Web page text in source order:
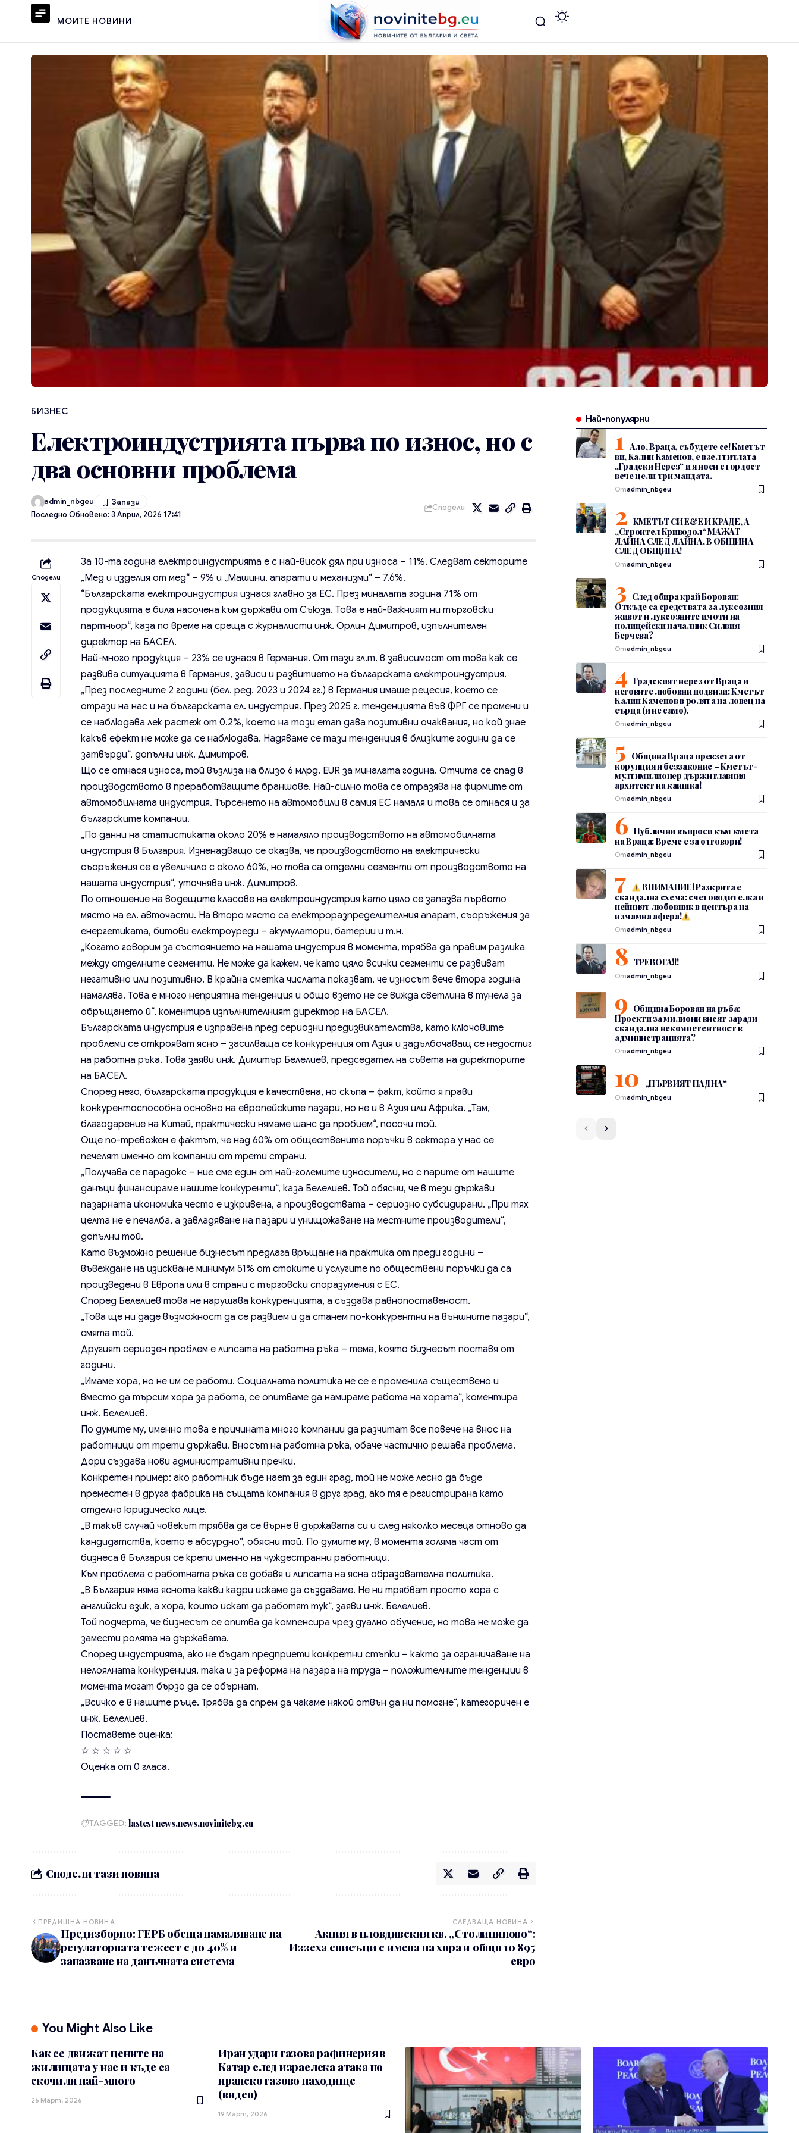
МОИТЕ НОВИНИ
БИЗНЕС
Електроиндустрията първа по износ, но с
два основни проблема
Последно Обновено: 3 Април, 2026 17:41
admin_nbgeu
Сподели
Сподели
За 10-та година електроиндустрията е с най-висок дял при износа – 11%. Следват секторите
„Мед и изделия от мед“ – 9% и „Машини, апарати и механизми“ – 7.6%.
“Българската електроиндустрия изнася главно за ЕС. През миналата година 71% от
продукцията е била насочена към държави от Съюза. Това е най-важният ни търговски
партньор“, каза по време на среща с журналисти инж. Орлин Димитров, изпълнителен
директор на БАСЕЛ.
Най-много продукция – 23% се изнася в Германия. От тази гл.т. в зависимост от това как се
развива ситуацията в Германия, зависи и развитието на българската електроиндустрия.
„През последните 2 години (бел. ред. 2023 и 2024 гг.) в Германия имаше рецесия, което се
отрази на нас и на българската ел. индустрия. През 2025 г. тенденцията във ФРГ се промени и
се наблюдава лек растеж от 0.2%, което на този етап дава позитивни очаквания, но кой знае
какъв ефект не може да се наблюдава. Надяваме се тази тенденция в близките години да се
затвърди“, допълни инж. Димитров.
Що се отнася износа, той възлиза на близо 6 млрд. EUR за миналата година. Отчита се спад в
производството в преработващите браншове. Най-силно това се отразява на фирмите от
автомобилната индустрия. Търсенето на автомобили в самия ЕС намаля и това се отнася и за
българските компании.
„По данни на статистиката около 20% е намаляло производството на автомобилната
индустрия в България. Изненадващо се оказва, че производството на електрически
съоръжения се е увеличило с около 60%, но това са отделни сегменти от производството на
нашата индустрия“, уточнява инж. Димитров.
По отношение на водещите класове на електроиндустрия като цяло се запазва първото
място на ел. авточасти. На второ място са електроразпределителния апарат, съоръжения за
енергетиката, битови електроуреди – акумулатори, батерии и т.н.
„Когато говорим за състоянието на нашата индустрия в момента, трябва да правим разлика
между отделните сегменти. Не може да кажем, че като цяло всички сегменти се развиват
негативно или позитивно. В крайна сметка числата показват, че износът вече втора година
намалява. Това е много неприятна тенденция и общо взето не се вижда светлина в тунела за
обръщането й“, коментира изпълнителният директор на БАСЕЛ.
Българската индустрия е изправена пред сериозни предизвикателства, като ключовите
проблеми се открояват ясно – засилваща се конкуренция от Азия и задълбочаващ се недостиг
на работна ръка. Това заяви инж. Димитър Белелиев, председател на съвета на директорите
на БАСЕЛ.
Според него, българската продукция е качествена, но скъпа – факт, който я прави
конкурентоспособна основно на европейските пазари, но не и в Азия или Африка. „Там,
благодарение на Китай, практически нямаме шанс да пробием“, посочи той.
Още по-тревожен е фактът, че над 60% от обществените поръчки в сектора у нас се
печелят именно от компании от трети страни.
„Получава се парадокс – ние сме един от най-големите износители, но с парите от нашите
данъци финансираме нашите конкуренти“, каза Белелиев. Той обясни, че в тези държави
пазарната икономика често е изкривена, а производствата – сериозно субсидирани. „При тях
целта не е печалба, а завладяване на пазари и унищожаване на местните производители“,
допълни той.
Като възможно решение бизнесът предлага връщане на практика от преди години –
въвеждане на изискване минимум 51% от стоките и услугите по обществени поръчки да са
произведени в Европа или в страни с търговски споразумения с ЕС.
Според Белелиев това не нарушава конкуренцията, а създава равнопоставеност.
„Това ще ни даде възможност да се развием и да станем по-конкурентни на външните пазари“,
смята той.
Другият сериозен проблем е липсата на работна ръка – тема, която бизнесът поставя от
години.
„Имаме хора, но не им се работи. Социалната политика не се е променила съществено и
вместо да търсим хора за работа, се опитваме да намираме работа на хората“, коментира
инж. Белелиев.
По думите му, именно това е причината много компании да разчитат все повече на внос на
работници от трети държави. Вносът на работна ръка, обаче частично решава проблема.
Дори създава нови административни пречки.
Конкретен пример: ако работник бъде нает за един град, той не може лесно да бъде
преместен в друга фабрика на същата компания в друг град, ако тя е регистрирана като
отделно юридическо лице.
„В такъв случай човекът трябва да се върне в държавата си и след няколко месеца отново да
кандидатства, което е абсурдно“, обясни той. По думите му, в момента голяма част от
бизнеса в България се крепи именно на чуждестранни работници.
Към проблема с работната ръка се добавя и липсата на ясна образователна политика.
„В България няма яснота какви кадри искаме да създаваме. Не ни трябват просто хора с
английски език, а хора, които искат да работят тук“, заяви инж. Белелиев.
Той подчерта, че бизнесът се опитва да компенсира чрез дуално обучение, но това не може да
замести ролята на държавата.
Според индустрията, ако не бъдат предприети конкретни стъпки – както за ограничаване на
нелоялната конкуренция, така и за реформа на пазара на труда – положителните тенденции в
момента могат бързо да се обърнат.
„Всичко е в нашите ръце. Трябва да спрем да чакаме някой отвън да ни помогне“, категоричен е
инж. Белелиев.
Поставете оценка:
☆ ☆ ☆ ☆ ☆
Оценка от0 гласа.
TAGGED: lastest news news novinitebg.eu
Сподели тази новина
ПРЕДИШНА НОВИНА
Предизборно: ГЕРБ обеща намаляване на
регулаторната тежест с до 40% и
запазване на данъчната система
СЛЕДВАЩА НОВИНА
Акция в пловдивския кв. „Столипиново“:
Иззеха списъци с имена на хора и общо 10 895
евро
Най-популярни
Ало, Враца, събудете се! Кметът
ви, Калин Каменов, е взел титлата
„Градски Нерез“ и я носи с гордост
вече цели три мандата.
Отadmin_nbgeu
КМЕТЪТ СИ Е&Е И КРАДЕ, А
„Строител Криводол“ МАЖАТ
ЛАЙНА СЛЕД ЛАЙНА, В ОБЩИНА
СЛЕД ОБЩИНА!
Отadmin_nbgeu
След обира край Борован:
Откъде са средствата за луксозния
живот и луксозните имоти на
полицейски началник Силвия
Берчева?
Отadmin_nbgeu
Градският нерез от Враца и
неговите любовни подвизи: Кметът
Калин Каменов в ролята на ловец на
сърца (и не само).
Отadmin_nbgeu
Община Враца превзета от
корупция и беззаконие – Кметът-
мултимилионер държи главния
архитект на каишка!
Отadmin_nbgeu
Публични въпроси към кмета
на Враца: Време е за отговори!
Отadmin_nbgeu
ВНИМАНИЕ! Разкрита е
скандална схема: счетоводителка и
нейният любовник в центъра на
измамна афера!
Отadmin_nbgeu
ТРЕВОГА!!!
Отadmin_nbgeu
Община Борован на ръба:
Проекти за милиони висят заради
скандална некомпетентност в
администрацията?
Отadmin_nbgeu
„ПЪРВИЯТ ПАДНА“
Отadmin_nbgeu
You Might Also Like
Как се движат цените на
жилищата у нас и къде са
скочили най-много
26 Март, 2026
Иран удари газова рафинерия в
Катар след израелска атака по
иранско газово находище
(видео)
19 Март, 2026